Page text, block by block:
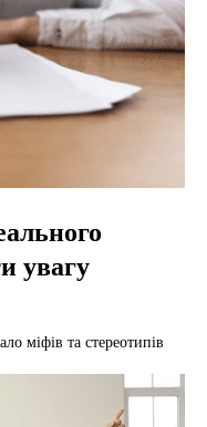
увагу
міфів та стереотипів